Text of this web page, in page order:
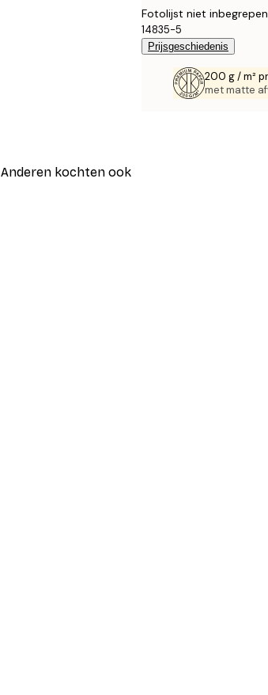
Fotolijst niet
14835-5
Prijsgeschiedenis
200 g / m²
met matte
Anderen kochten ook